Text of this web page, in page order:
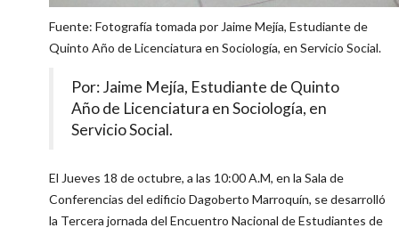
Fuente: Fotografía tomada por Jaime Mejía, Estudiante de
Quinto Año de Licenciatura en Sociología, en Servicio Social.
Por: Jaime Mejía, Estudiante de Quinto
Año de Licenciatura en Sociología, en
Servicio Social.
El Jueves 18 de octubre, a las 10:00 A.M, en la Sala de
Conferencias del edificio Dagoberto Marroquín, se desarrolló
la Tercera jornada del Encuentro Nacional de Estudiantes de